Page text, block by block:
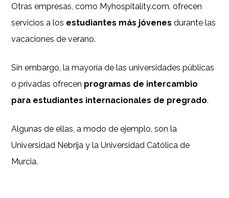
Otras empresas, como Myhospitality.com, ofrecen
servicios a los estudiantes más jóvenes durante las
vacaciones de verano.
Sin embargo, la mayoría de las universidades públicas
o privadas ofrecen programas de intercambio
para estudiantes internacionales de pregrado.
Algunas de ellas, a modo de ejemplo, son la
Universidad Nebrija y la Universidad Católica de
Murcia.